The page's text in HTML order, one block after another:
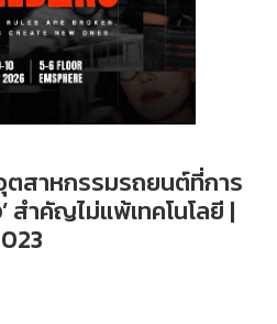
สาหกรรมรถยนต์ที่การ
สำคัญไม่แพ้เทคโนโลยี |